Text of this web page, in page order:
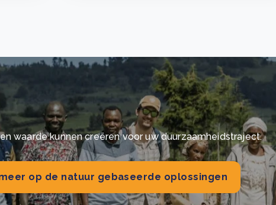
waarde kunnen creëren voor uw duurzaamheidstraject.
op de natuur gebaseerde oplossingen